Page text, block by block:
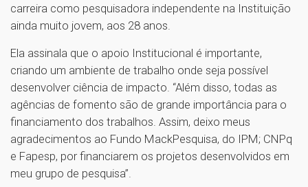
carreira como pesquisadora independente na Instituição
ainda muito jovem, aos 28 anos.
Ela assinala que o apoio Institucional é importante,
criando um ambiente de trabalho onde seja possível
desenvolver ciência de impacto. “Além disso, todas as
agências de fomento são de grande importância para o
financiamento dos trabalhos. Assim, deixo meus
agradecimentos ao Fundo MackPesquisa, do IPM; CNPq
e Fapesp, por financiarem os projetos desenvolvidos em
meu grupo de pesquisa”.